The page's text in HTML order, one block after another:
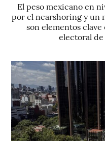
El peso mexicano en
por el nearshoring y un
son elementos
electoral